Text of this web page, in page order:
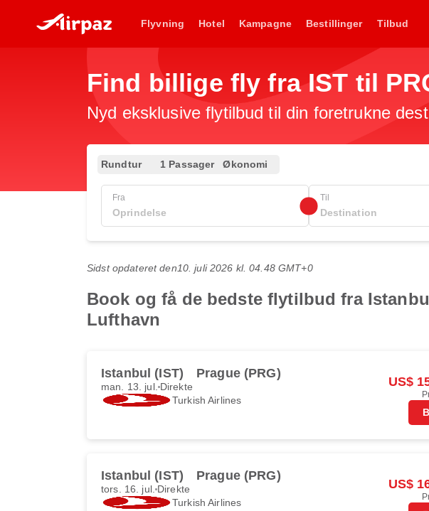
Flyvning Hotel Kampagne Bestillinger Tilbud
Find billige fly fra IST til
Nyd eksklusive flytilbud til din foretrukne
Rundtur 1 Passager Økonomi
Fra Til
Sidst opdateret den10. juli 2026 kl. 04.48 GMT+0
Book og få de bedste flytilbud fra
Lufthavn
Istanbul (IST) Prague (PRG)
man. 13. jul. Direkte
Turkish Airlines
US$
Istanbul (IST) Prague (PRG)
tors. 16. jul. Direkte
Turkish Airlines
US$